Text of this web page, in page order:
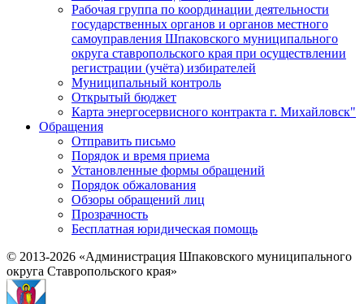
Рабочая группа по координации деятельности
государственных органов и органов местного
самоуправления Шпаковского муниципального
округа ставропольского края при осуществлении
регистрации (учёта) избирателей
Муниципальный контроль
Открытый бюджет
Карта энергосервисного контракта г. Михайловск"
Обращения
Отправить письмо
Порядок и время приема
Установленные формы обращений
Порядок обжалования
Обзоры обращений лиц
Прозрачность
Бесплатная юридическая помощь
© 2013-2026 «Администрация Шпаковского муниципального
округа Ставропольского края»